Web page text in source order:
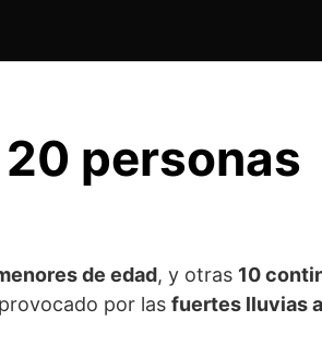
personas
de edad, y otras 10
por las fuertes lluvias